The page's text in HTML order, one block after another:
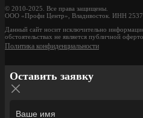
© 2010-2025. Все права защищены.
ООО «Профи Центр», Владивосток. ИНН
Данный сайт носит исключительно
обстоятельствах не является публичной
Политика конфиденциальности
Оставить заявку